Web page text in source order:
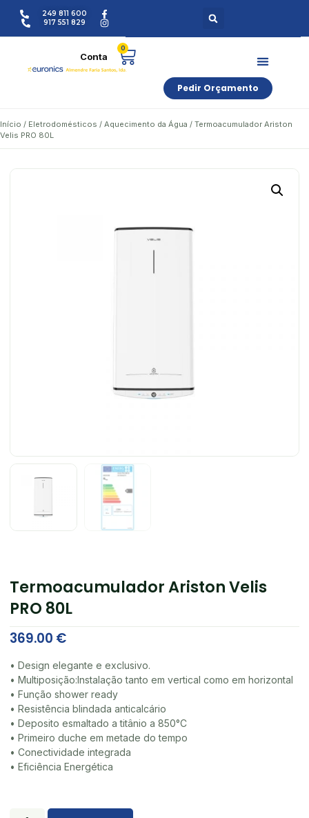
249 811 600
917 551 829
Pedir Orçamento
0
Início / Eletrodomésticos / Aquecimento da Água / Termoacumulador Ariston
Velis PRO 80L
Termoacumulador Ariston Velis
PRO 80L
369.00 €
• Design elegante e exclusivo.
• Multiposição:Instalação tanto em vertical como em horizontal
• Função shower ready
• Resistência blindada anticalcário
• Deposito esmaltado a titânio a 850°C
• Primeiro duche em metade do tempo
• Conectividade integrada
• Eficiência Energética